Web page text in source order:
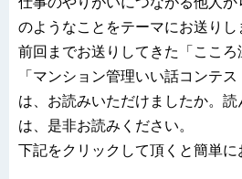
のようなことをテーマにお送りし
前回までお送りしてきた「こころ
「マンション管理いい話コンテス
は、お読みいただけましたか。
は、是非お読みください。
下記をクリックして頂くと簡単に